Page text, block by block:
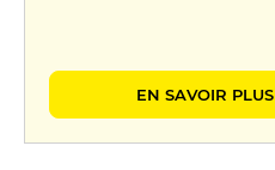
EN SAVOIR PLUS